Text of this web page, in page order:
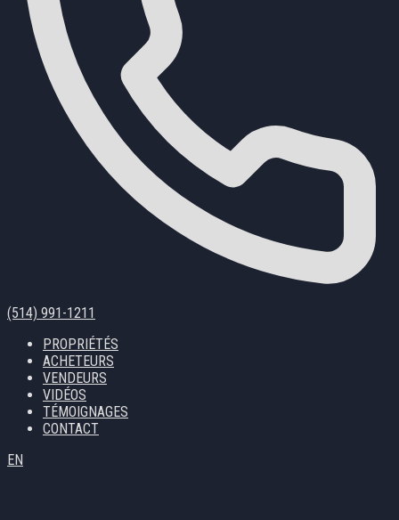
(514) 991-1211
PROPRIÉTÉS
ACHETEURS
VENDEURS
VIDÉOS
TÉMOIGNAGES
CONTACT
EN